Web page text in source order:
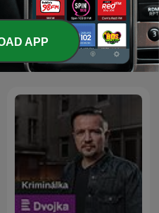
The Rest Is Politics
podcasts
APP